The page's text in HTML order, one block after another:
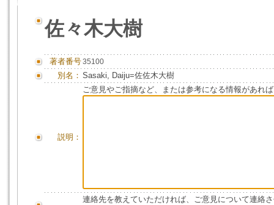
佐々木大樹
著者番号35100
別名： Sasaki, Daiju=佐佐木大樹
説明：
ご意見やご指摘など、または参考になる情報があれ
連絡先を教えていただければ、ご意見について連絡